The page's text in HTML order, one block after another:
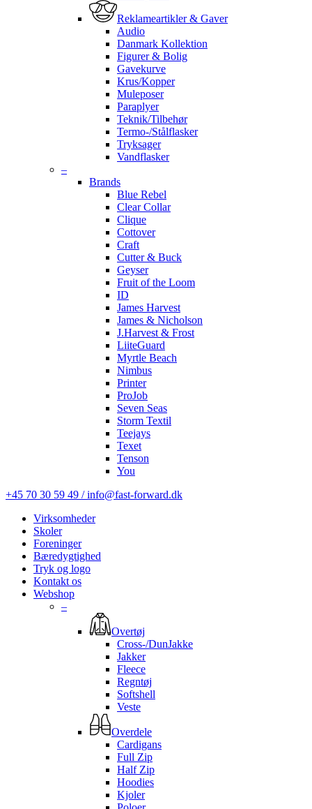
Reklameartikler & Gaver
Audio
Danmark Kollektion
Figurer & Bolig
Gavekurve
Krus/Kopper
Muleposer
Paraplyer
Teknik/Tilbehør
Termo-/Stålflasker
Tryksager
Vandflasker
–
Brands
Blue Rebel
Clear Collar
Clique
Cottover
Craft
Cutter & Buck
Geyser
Fruit of the Loom
ID
James Harvest
James & Nicholson
J.Harvest & Frost
LiiteGuard
Myrtle Beach
Nimbus
Printer
ProJob
Seven Seas
Storm Textil
Teejays
Texet
Tenson
You
+45 70 30 59 49 / info@fast-forward.dk
Virksomheder
Skoler
Foreninger
Bæredygtighed
Tryk og logo
Kontakt os
Webshop
–
Overtøj
Cross-/DunJakke
Jakker
Fleece
Regntøj
Softshell
Veste
Overdele
Cardigans
Full Zip
Half Zip
Hoodies
Kjoler